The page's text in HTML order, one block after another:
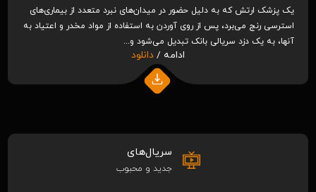
یک پزشک ارتش که به دلیل حضور در میدان‌های نبرد متعدد از بیماری‌های
استرسی رنج می‌برد، پس از روی آوردن به استفاده از مواد مخدر و اعتیاد به
آنها، به یک دزد سریالی بانک‌ تبدیل می‌شود و...
ادامه / دانلود
سریال‌های
جدید و محبوب